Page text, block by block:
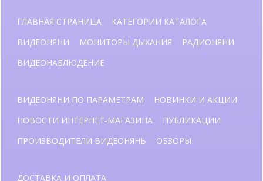
ГЛАВНАЯ СТРАНИЦА
КАТЕГОРИИ КАТАЛОГА
ВИДЕОНЯНИ
МОНИТОРЫ ДЫХАНИЯ
РАДИОНЯНИ
ВИДЕОНАБЛЮДЕНИЕ
ВИДЕОНЯНИ ПО ПАРАМЕТРАМ
НОВИНКИ И АКЦИИ
НОВОСТИ ИНТЕРНЕТ-МАГАЗИНА
ПУБЛИКАЦИИ
ПРОИЗВОДИТЕЛИ ВИДЕОНЯНЬ
ОБЗОРЫ
ДОСТАВКА И ОПЛАТА